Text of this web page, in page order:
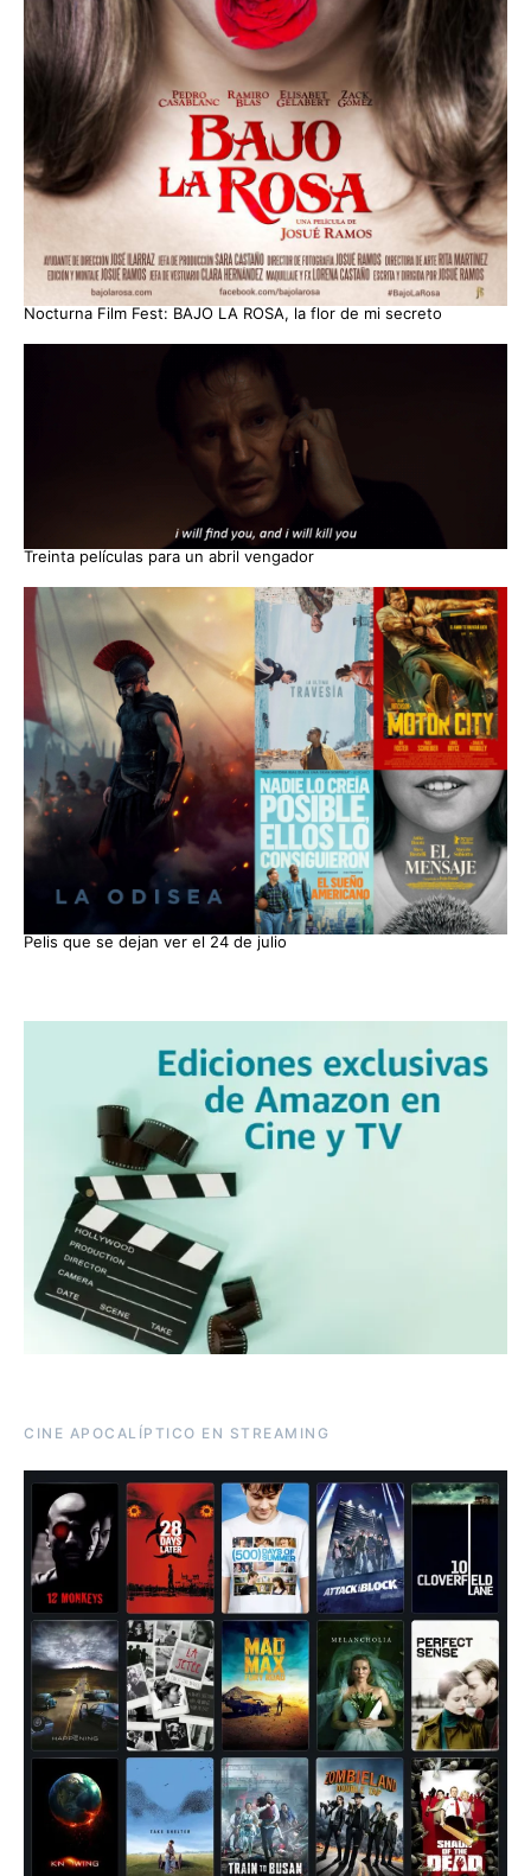
Nocturna Film Fest: BAJO LA ROSA, la flor de mi secreto
Treinta películas para un abril vengador
Pelis que se dejan ver el 24 de julio
CINE APOCALÍPTICO EN STREAMING